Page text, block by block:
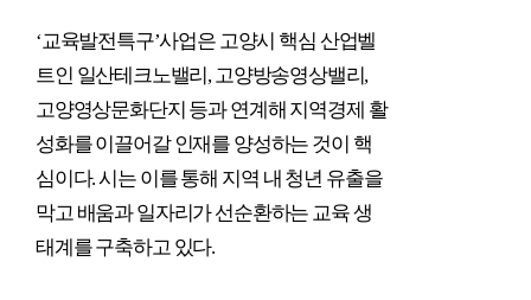
‘교육발전특구’사업은 고양시 핵심 산업벨
트인 일산테크노밸리,고양방송영상밸리,
고양영상문화단지 등과 연계해 지역경제 활
성화를 이끌어갈 인재를 양성하는 것이 핵
심이다.시는 이를 통해 지역 내 청년 유출을
막고 배움과 일자리가 선순환하는 교육 생
태계를 구축하고 있다.